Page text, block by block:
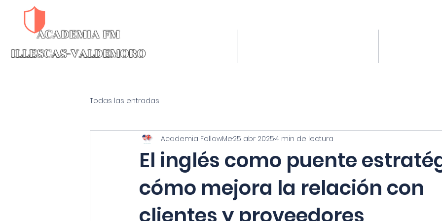
ACADEMIA FM​
ILLESCAS-VALDEMOROCAMBRIDGE INTENSIVOS B1-C1
Todas las entradas
El inglés como puente
cómo mejora la relación con
Academia FollowMe25 abr 20254 min de lectura